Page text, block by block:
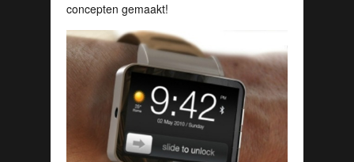
concepten gemaakt!